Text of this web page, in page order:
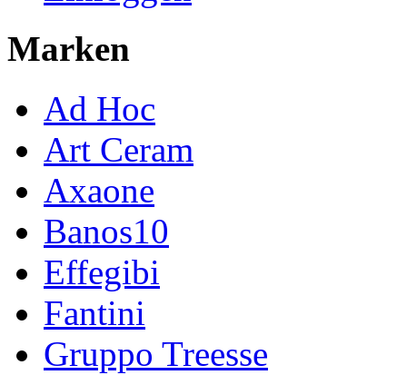
Marken
Ad Hoc
Art Ceram
Axaone
Banos10
Effegibi
Fantini
Gruppo Treesse